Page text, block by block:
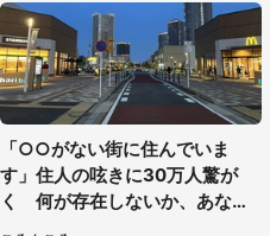
「○○がない街に住んでいま
す」住人の呟きに30万人驚が
く 何が存在しないか、あなた